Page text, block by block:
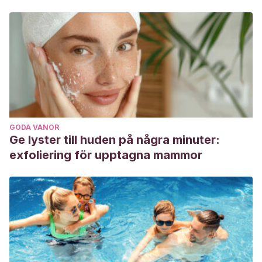
GODA VANOR
Ge lyster till huden på några minuter:
exfoliering för upptagna mammor